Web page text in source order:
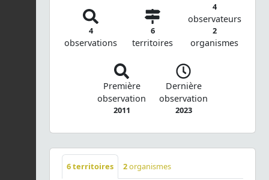
4
observations
6
territoires
4
observateurs
2
organismes
Première
observation
2011
Dernière
observation
2023
6territoires 2organismes